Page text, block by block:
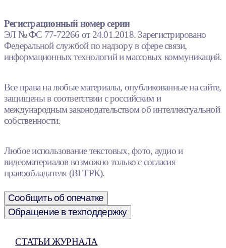
Регистрационный номер серии
ЭЛ № ФС 77-72266 от 24.01.2018. Зарегистрировано
Федеральной службой по надзору в сфере связи,
информационных технологий и массовых коммуникаций.
Все права на любые материалы, опубликованные на сайте,
защищены в соответствии с российским и
международным законодательством об интеллектуальной
собственности.
Любое использование текстовых, фото, аудио и
видеоматериалов возможно только с согласия
правообладателя (ВГТРК).
Сообщить об опечатке
Обращение в техподдержку
СТАТЬИ ЖУРНАЛА